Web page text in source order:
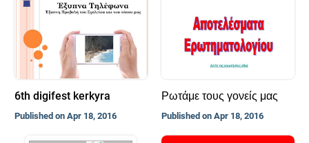
6th digifest kerkyra
Published on Apr 18, 2016
Ρωτάμε τους γονείς μας
Published on Apr 18, 2016